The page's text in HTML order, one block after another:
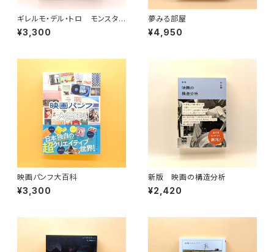
ギレルモ・デル・トロ モンスタ
ーと結ばれた男
¥3,300
夢みる部屋
¥4,950
映画パンフ大百科
¥3,300
新版 映画の構造分析
¥2,420